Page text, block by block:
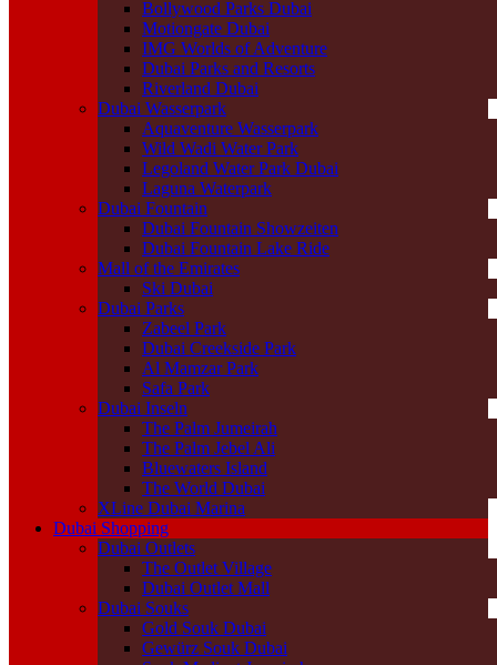
Bollywood Parks Dubai
Motiongate Dubai
IMG Worlds of Adventure
Dubai Parks and Resorts
Riverland Dubai
Dubai Wasserpark
Aquaventure Wasserpark
Wild Wadi Water Park
Legoland Water Park Dubai
Laguna Waterpark
Dubai Fountain
Dubai Fountain Showzeiten
Dubai Fountain Lake Ride
Mall of the Emirates
Ski Dubai
Dubai Parks
Zabeel Park
Dubai Creekside Park
Al Mamzar Park
Safa Park
Dubai Inseln
The Palm Jumeirah
The Palm Jebel Ali
Bluewaters Island
The World Dubai
XLine Dubai Marina
Dubai Shopping
Dubai Outlets
The Outlet Village
Dubai Outlet Mall
Dubai Souks
Gold Souk Dubai
Gewürz Souk Dubai